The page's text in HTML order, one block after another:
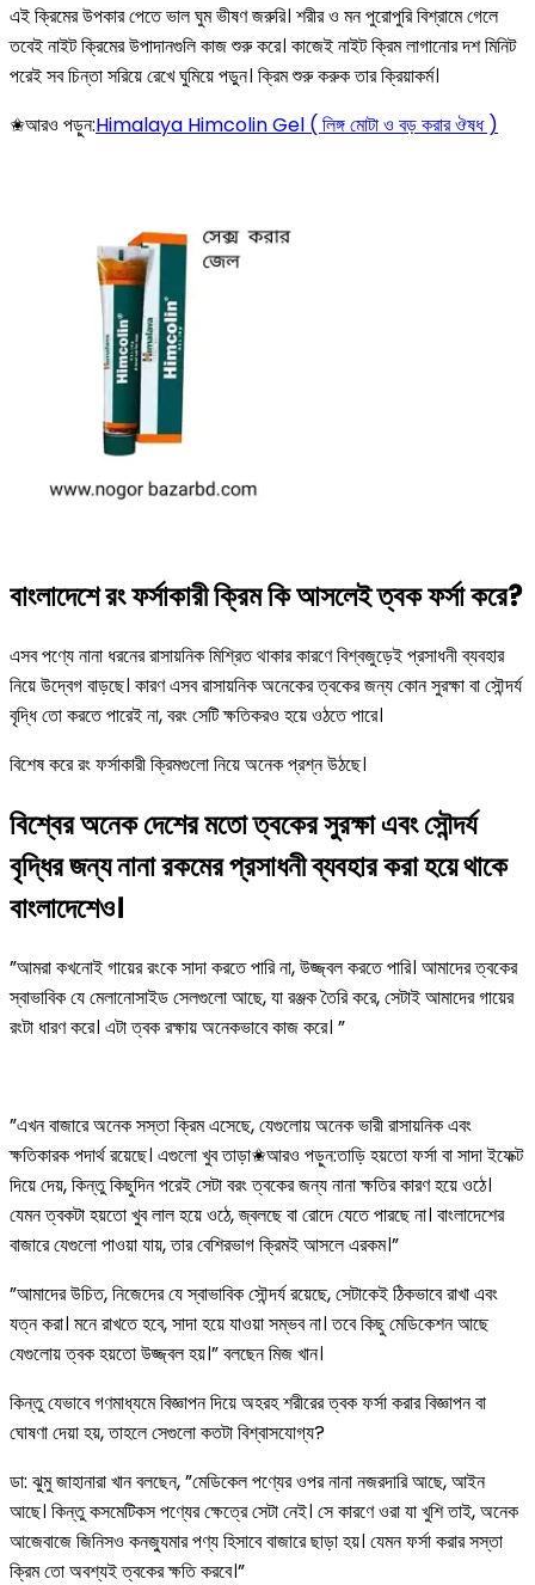
এই ক্রিমের উপকার পেতে ভাল ঘুম ভীষণ জরুরি। শরীর ও মন পুরোপুরি বিশ্রামে গেলে
তবেই নাইট ক্রিমের উপাদানগুলি কাজ শুরু করে। কাজেই নাইট ক্রিম লাগানোর দশ মিনিট
পরেই সব চিন্তা সরিয়ে রেখে ঘুমিয়ে পড়ুন। ক্রিম শুরু করুক তার ক্রিয়াকর্ম।
✬আরও পড়ুন:Himalaya Himcolin Gel ( লিঙ্গ মোটা ও বড় করার ঔষধ )
বাংলাদেশে রং ফর্সাকারী ক্রিম কি আসলেই ত্বক ফর্সা করে?
এসব পণ্যে নানা ধরনের রাসায়নিক মিশ্রিত থাকার কারণে বিশ্বজুড়েই প্রসাধনী ব্যবহার
নিয়ে উদ্বেগ বাড়ছে। কারণ এসব রাসায়নিক অনেকের ত্বকের জন্য কোন সুরক্ষা বা সৌন্দর্য
বৃদ্ধি তো করতে পারেই না, বরং সেটি ক্ষতিকরও হয়ে ওঠতে পারে।
বিশেষ করে রং ফর্সাকারী ক্রিমগুলো নিয়ে অনেক প্রশ্ন উঠছে।
বিশ্বের অনেক দেশের মতো ত্বকের সুরক্ষা এবং সৌন্দর্য
বৃদ্ধির জন্য নানা রকমের প্রসাধনী ব্যবহার করা হয়ে থাকে
বাংলাদেশেও।
”আমরা কখনোই গায়ের রংকে সাদা করতে পারি না, উজ্জ্বল করতে পারি। আমাদের ত্বকের
স্বাভাবিক যে মেলানোসাইড সেলগুলো আছে, যা রঞ্জক তৈরি করে, সেটাই আমাদের গায়ের
রংটা ধারণ করে। এটা ত্বক রক্ষায় অনেকভাবে কাজ করে। ”
”এখন বাজারে অনেক সস্তা ক্রিম এসেছে, যেগুলোয় অনেক ভারী রাসায়নিক এবং
ক্ষতিকারক পদার্থ রয়েছে। এগুলো খুব তাড়া✬আরও পড়ুন:তাড়ি হয়তো ফর্সা বা সাদা ইফেক্ট
দিয়ে দেয়, কিন্তু কিছুদিন পরেই সেটা বরং ত্বকের জন্য নানা ক্ষতির কারণ হয়ে ওঠে।
যেমন ত্বকটা হয়তো খুব লাল হয়ে ওঠে, জ্বলছে বা রোদে যেতে পারছে না। বাংলাদেশের
বাজারে যেগুলো পাওয়া যায়, তার বেশিরভাগ ক্রিমই আসলে এরকম।”
”আমাদের উচিত, নিজেদের যে স্বাভাবিক সৌন্দর্য রয়েছে, সেটাকেই ঠিকভাবে রাখা এবং
যত্ন করা। মনে রাখতে হবে, সাদা হয়ে যাওয়া সম্ভব না। তবে কিছু মেডিকেশন আছে
যেগুলোয় ত্বক হয়তো উজ্জ্বল হয়।” বলছেন মিজ খান।
কিন্তু যেভাবে গণমাধ্যমে বিজ্ঞাপন দিয়ে অহরহ শরীরের ত্বক ফর্সা করার বিজ্ঞাপন বা
ঘোষণা দেয়া হয়, তাহলে সেগুলো কতটা বিশ্বাসযোগ্য?
ডা: ঝুমু জাহানারা খান বলছেন, ”মেডিকেল পণ্যের ওপর নানা নজরদারি আছে, আইন
আছে। কিন্তু কসমেটিকস পণ্যের ক্ষেত্রে সেটা নেই। সে কারণে ওরা যা খুশি তাই, অনেক
আজেবাজে জিনিসও কনজ্যুমার পণ্য হিসাবে বাজারে ছাড়া হয়। যেমন ফর্সা করার সস্তা
ক্রিম তো অবশ্যই ত্বকের ক্ষতি করবে।”